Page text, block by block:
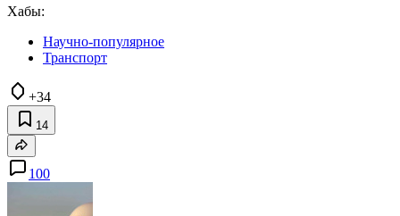
Хабы:
Научно-популярное
Транспорт
+34
14
100